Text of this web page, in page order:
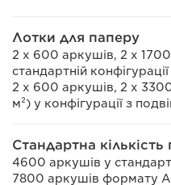
Лотки для паперу
2 x 600 аркушів, 2 x
стандартній конфігурації
2 x 600 аркушів, 2 x
м²) у конфігурації з
Стандартна кількість
4600 аркушів у
7800 аркушів формату